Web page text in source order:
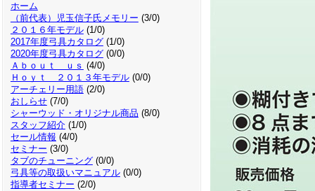
ホーム
（前代表）児玉信子氏メモリー (3/0)
２０１６年モデル(1/0)
2017年度弓具カタログ(1/0)
2020年度弓具カタログ(0/0)
Ａｂｏｕｔ ｕｓ (4/0)
Ｈｏｙｔ ２０１３年モデル(0/0)
アーチェリー用語(2/0)
おしらせ(7/0)
シャーウッド・オリジナル商品 (8/0)
スタッフ紹介(1/0)
セール情報 (4/0)
セミナー (3/0)
タブのチューニング(0/0)
弓具等の取扱いマニュアル(0/0)
指導者セミナー (2/0)